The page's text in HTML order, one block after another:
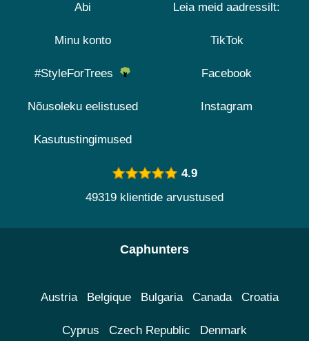
Abi
Minu konto
#StyleForTrees
Nõusoleku eelistused
Kasutustingimused
Leia meid aadressilt:
TikTok
Facebook
Instagram
4.9
49319 klientide arvustused
Caphunters
Austria Belgique Bulgaria Canada Croatia
Cyprus Czech Republic Denmark